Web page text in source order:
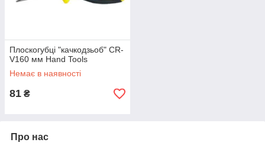
Плоскогубці "качкодзьоб" CR-
V160 мм Hand Tools
Немає в наявності
81 ₴
Про нас